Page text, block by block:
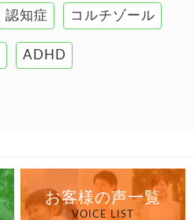
認知症 コルチゾール
ADHD
お客様の声一覧
VOICE LIST